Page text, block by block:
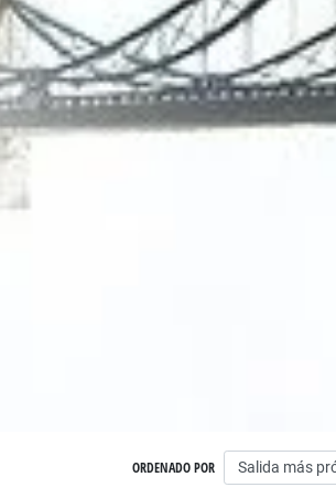
ORDENADO POR